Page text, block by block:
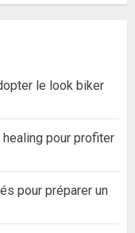
le look biker
pour profiter
pour préparer un